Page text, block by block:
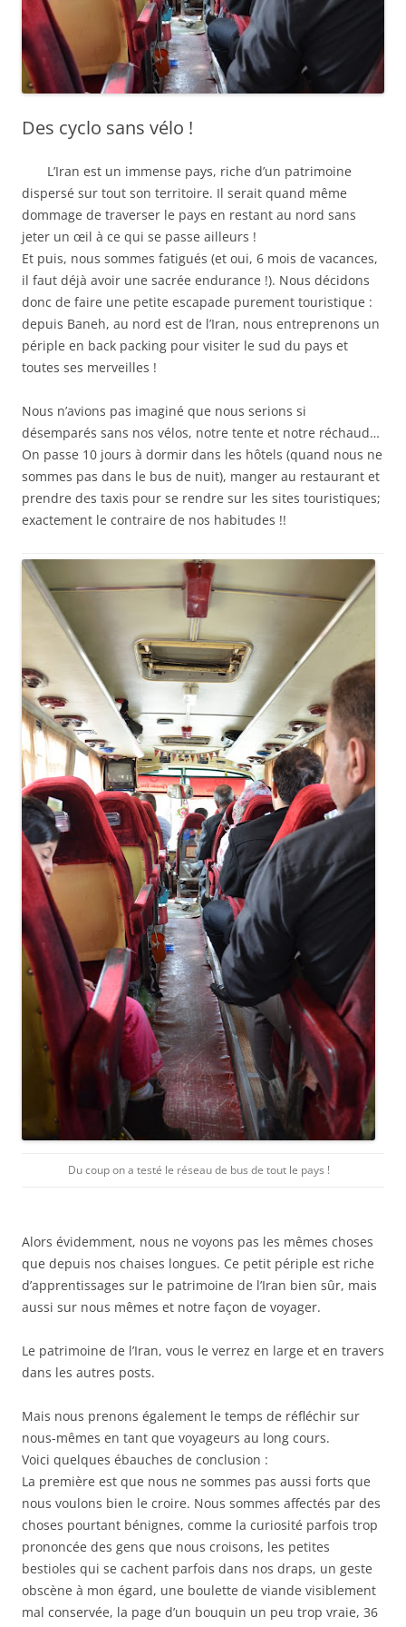
Des cyclo sans vélo !
L’Iran est un immense pays, riche d’un patrimoine
dispersé sur tout son territoire. Il serait quand même
dommage de traverser le pays en restant au nord sans
jeter un œil à ce qui se passe ailleurs !
Et puis, nous sommes fatigués (et oui, 6 mois de vacances,
il faut déjà avoir une sacrée endurance !). Nous décidons
donc de faire une petite escapade purement touristique :
depuis Baneh, au nord est de l’Iran, nous entreprenons un
périple en back packing pour visiter le sud du pays et
toutes ses merveilles !
Nous n’avions pas imaginé que nous serions si
désemparés sans nos vélos, notre tente et notre réchaud…
On passe 10 jours à dormir dans les hôtels (quand nous ne
sommes pas dans le bus de nuit), manger au restaurant et
prendre des taxis pour se rendre sur les sites touristiques;
exactement le contraire de nos habitudes !!
Du coup on a testé le réseau de bus de tout le pays !
Alors évidemment, nous ne voyons pas les mêmes choses
que depuis nos chaises longues. Ce petit périple est riche
d’apprentissages sur le patrimoine de l’Iran bien sûr, mais
aussi sur nous mêmes et notre façon de voyager.
Le patrimoine de l’Iran, vous le verrez en large et en travers
dans les autres posts.
Mais nous prenons également le temps de réfléchir sur
nous-mêmes en tant que voyageurs au long cours.
Voici quelques ébauches de conclusion :
La première est que nous ne sommes pas aussi forts que
nous voulons bien le croire. Nous sommes affectés par des
choses pourtant bénignes, comme la curiosité parfois trop
prononcée des gens que nous croisons, les petites
bestioles qui se cachent parfois dans nos draps, un geste
obscène à mon égard, une boulette de viande visiblement
mal conservée, la page d’un bouquin un peu trop vraie, 36